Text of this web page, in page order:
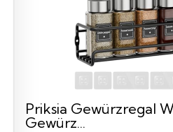
Priksia Gewürzregal
Gewürz...